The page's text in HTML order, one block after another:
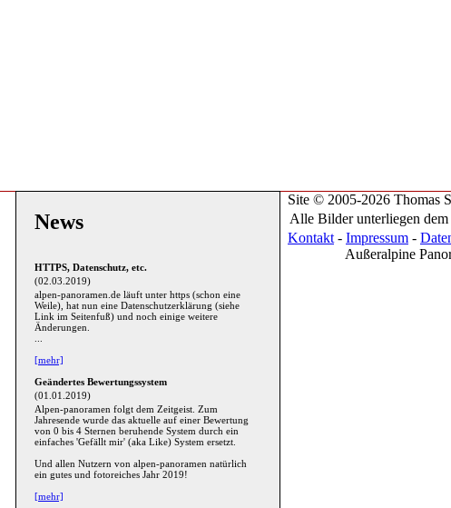
News
HTTPS, Datenschutz, etc.
(02.03.2019)
alpen-panoramen.de läuft unter https (schon eine
Weile), hat nun eine Datenschutzerklärung (siehe
Link im Seitenfuß) und noch einige weitere
Änderungen.
[mehr]
Geändertes Bewertungssystem
(01.01.2019)
Alpen-panoramen folgt dem Zeitgeist. Zum
Jahresende wurde das aktuelle auf einer Bewertung
von 0 bis 4 Sternen beruhende System durch ein
einfaches 'Gefällt mir' (aka Like) System ersetzt.
Und allen Nutzern von alpen-panoramen natürlich
ein gutes und fotoreiches Jahr 2019!
[mehr]
Site © 2005-2026 Thomas
Alle Bilder unterliegen
Kontakt - Impressum -
Außeralpine